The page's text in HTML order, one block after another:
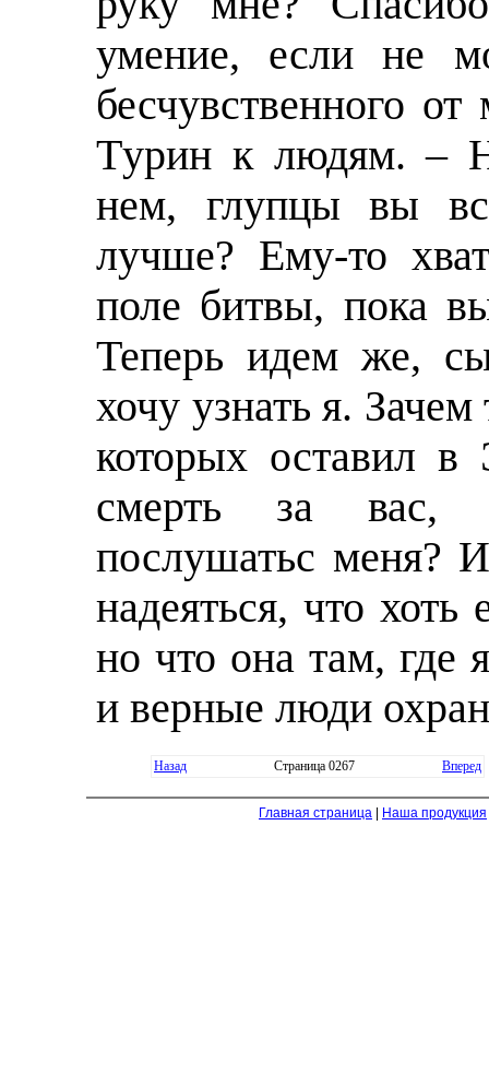
умение, если не
бесчувственного
Тyрин к людям. –
нем, глупцы вы
лучше? Ему-то
поле битвы, пока
Теперь идем же,
хочу узнать я.
которых оставил в
смерть за вас,
послушатьс меня?
надеяться, что
но что она там, где
и верные люди
Назад Страница 0267 Вперед
Главная страница Наша продукция